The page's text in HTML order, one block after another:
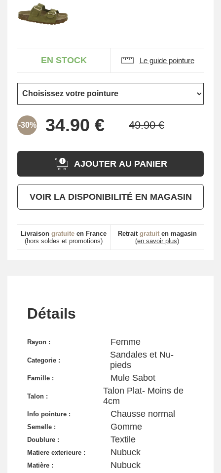
EN STOCK Le guide pointure
-30%
AJOUTER AU PANIER
VOIR LA DISPONIBILITÉ EN MAGASIN
Livraison gratuite en France
(hors soldes et promotions)
Retrait gratuiten magasin
(en savoir plus)
Détails
Rayon : Femme
Categorie :
Sandales et Nu-
pieds
Famille : Mule Sabot
Talon :
Talon Plat- Moins de
4cm
Info pointure : Chausse normal
Semelle : Gomme
Doublure : Textile
Matiere exterieure : Nubuck
Matière : Nubuck